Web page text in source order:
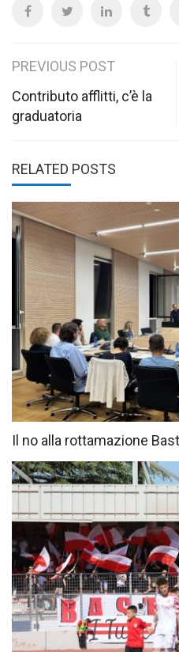
Post
navigation
PREVIOUS POST
Contributo afflitti, c’è la
graduatoria
RELATED POSTS
Il no alla rottamazione